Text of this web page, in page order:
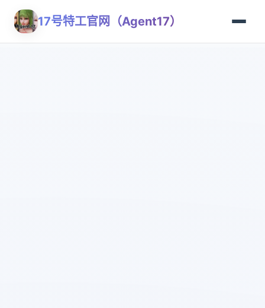
17号特工官网（Agent17）